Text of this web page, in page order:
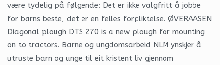
være tydelig på følgende: Det er ikke valgfritt å jobbe
for barns beste, det er en felles forpliktelse. ØVERAASEN
Diagonal plough DTS 270 is a new plough for mounting
on to tractors. Barne og ungdomsarbeid NLM ynskjer å
utruste barn og unge til eit kristent liv gjennom